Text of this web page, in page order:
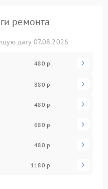
ремонта
дату 07.08.2026
480 р
880 р
480 р
680 р
480 р
1180 р